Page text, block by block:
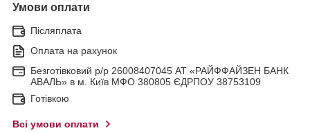
Умови оплати
Післяплата
Оплата на рахунок
Безготівковий р/р 26008407045 АТ «РАЙФФАЙЗЕН БАНК
АВАЛЬ» в м. Київ МФО 380805 ЄДРПОУ 38753109
Готівкою
Всі умови оплати